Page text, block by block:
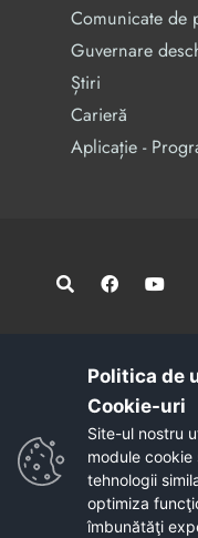
Comunicate de
Guvernare
Știri
Carieră
Aplicație -
CodMySmis/
Conținutul
obligatoriu
Întreaga
coerenței
Politica de
Cookie-uri‎
Site-ul nostru
module cookie
tehnologii
optimiza
îmbunătăţi